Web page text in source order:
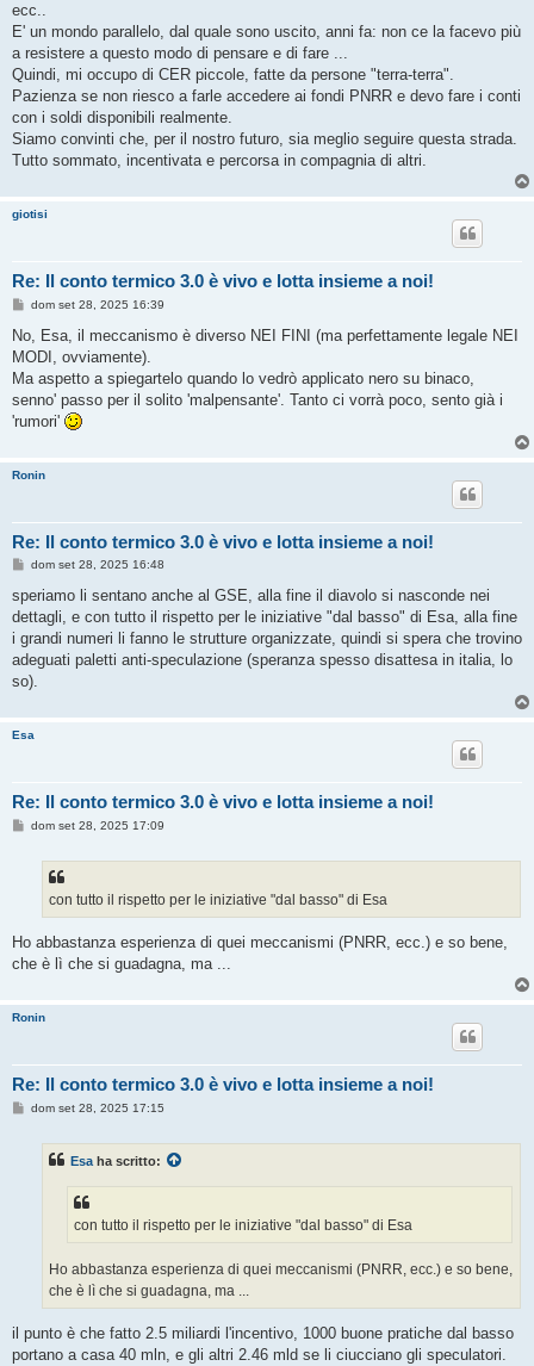
ecc..
E' un mondo parallelo, dal quale sono uscito, anni fa: non ce la facevo più
a resistere a questo modo di pensare e di fare ...
Quindi, mi occupo di CER piccole, fatte da persone "terra-terra".
Pazienza se non riesco a farle accedere ai fondi PNRR e devo fare i conti
con i soldi disponibili realmente.
Siamo convinti che, per il nostro futuro, sia meglio seguire questa strada.
Tutto sommato, incentivata e percorsa in compagnia di altri.
giotisi
Re: Il conto termico 3.0 è vivo e lotta insieme a noi!
M
s
a
g
i
o
dom set 28, 2025 16:39
No, Esa, il meccanismo è diverso NEI FINI (ma perfettamente legale NEI
MODI, ovviamente).
Ma aspetto a spiegartelo quando lo vedrò applicato nero su binaco,
senno' passo per il solito 'malpensante'. Tanto ci vorrà poco, sento già i
'rumori'
Ronin
Re: Il conto termico 3.0 è vivo e lotta insieme a noi!
M
s
a
g
g
i
o
dom set 28, 2025 16:48
speriamo li sentano anche al GSE, alla fine il diavolo si nasconde nei
dettagli, e con tutto il rispetto per le iniziative "dal basso" di Esa, alla fine
i grandi numeri li fanno le strutture organizzate, quindi si spera che trovino
adeguati paletti anti-speculazione (speranza spesso disattesa in italia, lo
so).
Esa
Re: Il conto termico 3.0 è vivo e lotta insieme a noi!
M
o
dom set 28, 2025 17:09
con tutto il rispetto per le iniziative "dal basso" di Esa
Ho abbastanza esperienza di quei meccanismi (PNRR, ecc.) e so bene,
che è lì che si guadagna, ma ...
Ronin
Re: Il conto termico 3.0 è vivo e lotta insieme a noi!
Mdom set 28, 2025 17:15
Esa ha scritto:
con tutto il rispetto per le iniziative "dal basso" di Esa
Ho abbastanza esperienza di quei meccanismi (PNRR, ecc.) e so bene,
che è lì che si guadagna, ma ...
il punto è che fatto 2.5 miliardi l'incentivo, 1000 buone pratiche dal basso
portano a casa 40 mln, e gli altri 2.46 mld se li ciucciano gli speculatori.